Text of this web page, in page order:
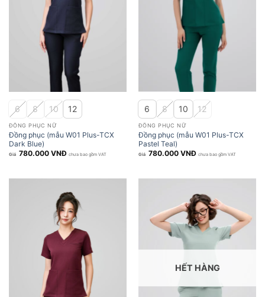
6 8 10 12
ĐỒNG PHỤC NỮ
Đồng phục (mẫu W01 Plus-TCX
Dark Blue)
780.000VNĐ chưa bao gồm VAT
6 8 10 12
ĐỒNG PHỤC NỮ
Đồng phục (mẫu W01 Plus-TCX
Pastel Teal)
780.000VNĐ chưa bao gồm VAT
HẾT HÀNG